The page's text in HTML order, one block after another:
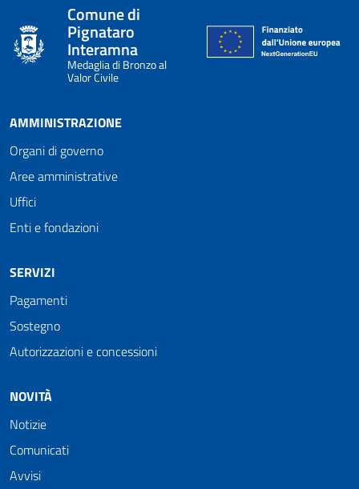
Comune di
Pignataro
Interamna
Medaglia di Bronzo al
Valor Civile
AMMINISTRAZIONE
Organi di governo
Aree amministrative
Uffici
Enti e fondazioni
SERVIZI
Pagamenti
Sostegno
Autorizzazioni e concessioni
NOVITÀ
Notizie
Comunicati
Avvisi